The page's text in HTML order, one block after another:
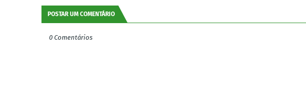
POSTAR UM COMENTÁRIO
0 Comentários